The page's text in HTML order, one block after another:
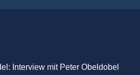
Interview mit Peter Obeldobel